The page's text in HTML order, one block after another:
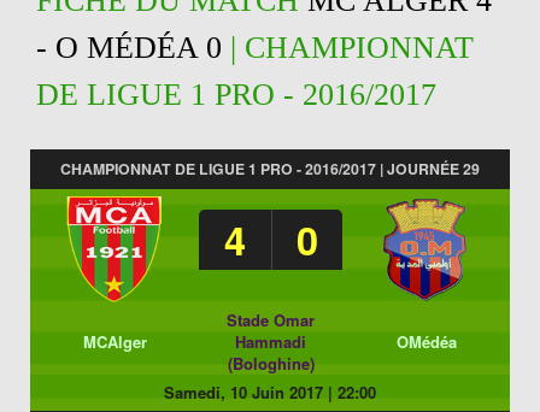
- O MÉDÉA 0 | CHAMPIONNAT
DE LIGUE 1 PRO - 2016/2017
CHAMPIONNAT DE LIGUE 1 PRO - 2016/2017 | JOURNÉE 29
4 0
MCAlger
Stade Omar
Hammadi
(Bologhine)
OMédéa
Samedi, 10 Juin 2017 | 22:00